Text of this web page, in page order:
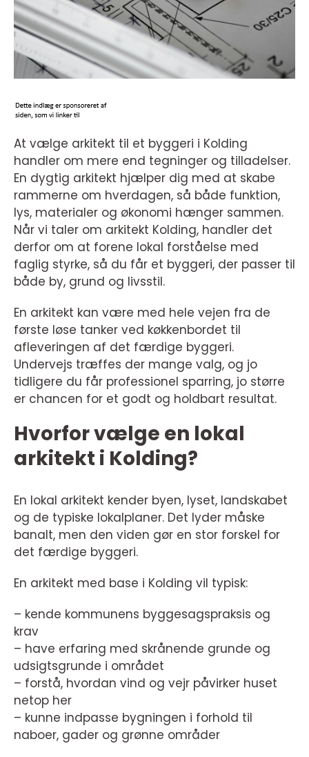
At vælge arkitekt til et byggeri i Kolding
handler om mere end tegninger og tilladelser.
En dygtig arkitekt hjælper dig med at skabe
rammerne om hverdagen, så både funktion,
lys, materialer og økonomi hænger sammen.
Når vi taler om arkitekt Kolding, handler det
derfor om at forene lokal forståelse med
faglig styrke, så du får et byggeri, der passer til
både by, grund og livsstil.
En arkitekt kan være med hele vejen fra de
første løse tanker ved køkkenbordet til
afleveringen af det færdige byggeri.
Undervejs træffes der mange valg, og jo
tidligere du får professionel sparring, jo større
er chancen for et godt og holdbart resultat.
Hvorfor vælge en lokal
arkitekt i Kolding?
En lokal arkitekt kender byen, lyset, landskabet
og de typiske lokalplaner. Det lyder måske
banalt, men den viden gør en stor forskel for
det færdige byggeri.
En arkitekt med base i Kolding vil typisk:
– kende kommunens byggesagspraksis og
krav
– have erfaring med skrånende grunde og
udsigtsgrunde i området
– forstå, hvordan vind og vejr påvirker huset
netop her
– kunne indpasse bygningen i forhold til
naboer, gader og grønne områder